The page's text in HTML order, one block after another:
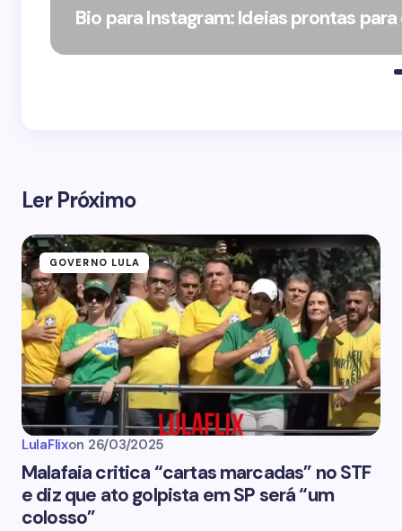
Bio para Instagram: Ideias prontas
Ler Próximo
GOVERNO LULA
LulaFlixon 26/03/2025
Malafaia critica “cartas marcadas” no STF
e diz que ato golpista em SP será “um
colosso”